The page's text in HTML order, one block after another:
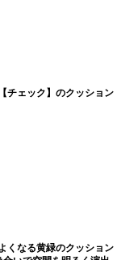
チェック】のクッション
くなる黄緑のクッション